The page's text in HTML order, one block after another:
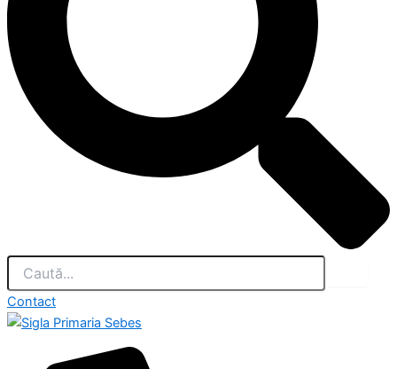
Contact